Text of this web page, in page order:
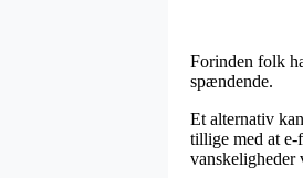
Forinden folk
spændende.
Et alternativ
tillige med at e-
vanskeligheder